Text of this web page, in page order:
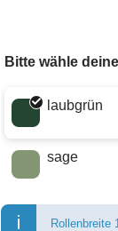
Bitte wähle
Wähle eine Farbe
laubgrün
sage
Rollenbreite